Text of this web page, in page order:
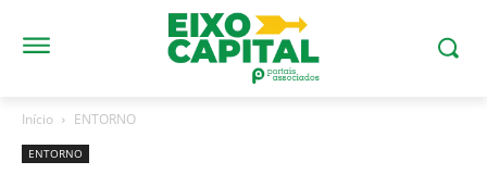
Início ENTORNO
ENTORNO